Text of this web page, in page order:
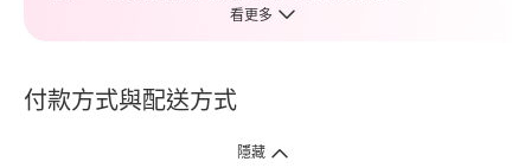
看更多
付款方式與配送方式
隱藏